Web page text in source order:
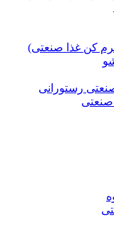
کن غذا صنعتی)
رستورانی